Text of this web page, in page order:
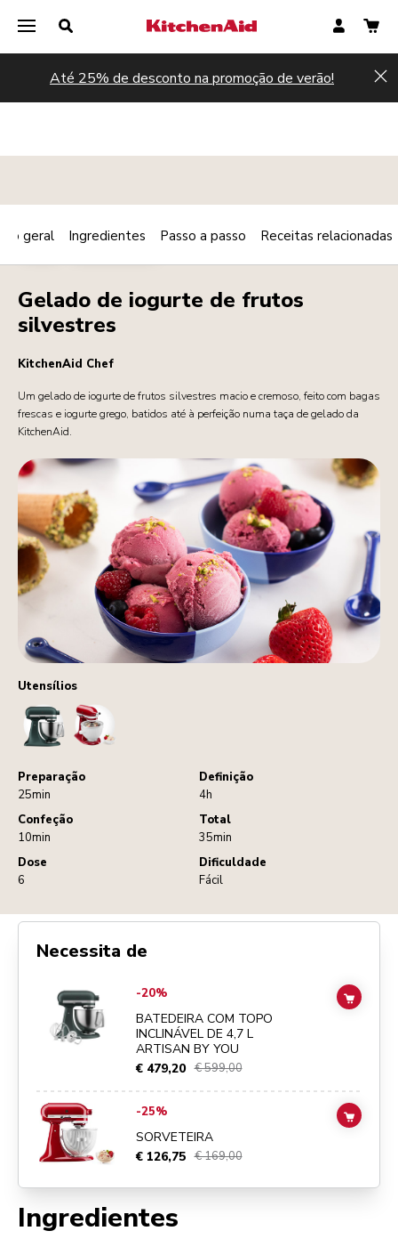
Até 25% de desconto na promoção de verão!
Utensílios
StandMixerIceCreamMaker
Preparação
25min
Definição
4h
Confeção
10min
Total
35min
Dose
6
Dificuldade
Fácil
FRIO SOBREMESAS Print
Gelado de iogurte de frutos
silvestres
KitchenAid Chef
Um gelado de iogurte de frutos silvestres macio e cremoso, feito com bagas
frescas e iogurte grego, batidos até à perfeição numa taça de gelado da
KitchenAid.
geral Ingredientes Passo a passo Receitas relacionadas
Ingredientes
Necessita de
Go toBATEDEIRA COM TOPO INCLINÁVEL DE 4,7 L ARTISAN BY
-20%
BATEDEIRA COM TOPO
INCLINÁVEL DE 4,7 L
ARTISAN BY YOU
€ 479,20 € 599,00
ADD
Go toSORVETEIRA details page
-25%
SORVETEIRA
€ 126,75 € 169,00
ADD